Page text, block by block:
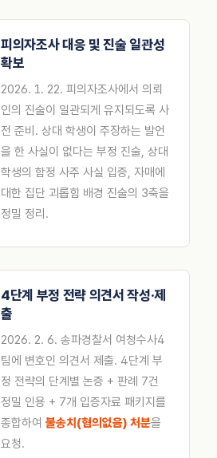
피의자조사 대응 및 진술 일관성
확보
2026. 1. 22. 피의자조사에서 의뢰
인의 진술이 일관되게 유지되도록 사
전 준비. 상대 학생이 주장하는 발언
을 한 사실이 없다는 부정 진술, 상대
학생의 함정 사주 사실 입증, 자매에
대한 집단 괴롭힘 배경 진술의 3축을
정밀 정리.
4단계 부정 전략 의견서 작성·제
출
2026. 2. 6. 송파경찰서 여청수사4
팀에 변호인 의견서 제출. 4단계 부
정 전략의 단계별 논증 + 판례 7건
정밀 인용 + 7개 입증자료 패키지를
종합하여 불송치(혐의없음) 처분을
요청.